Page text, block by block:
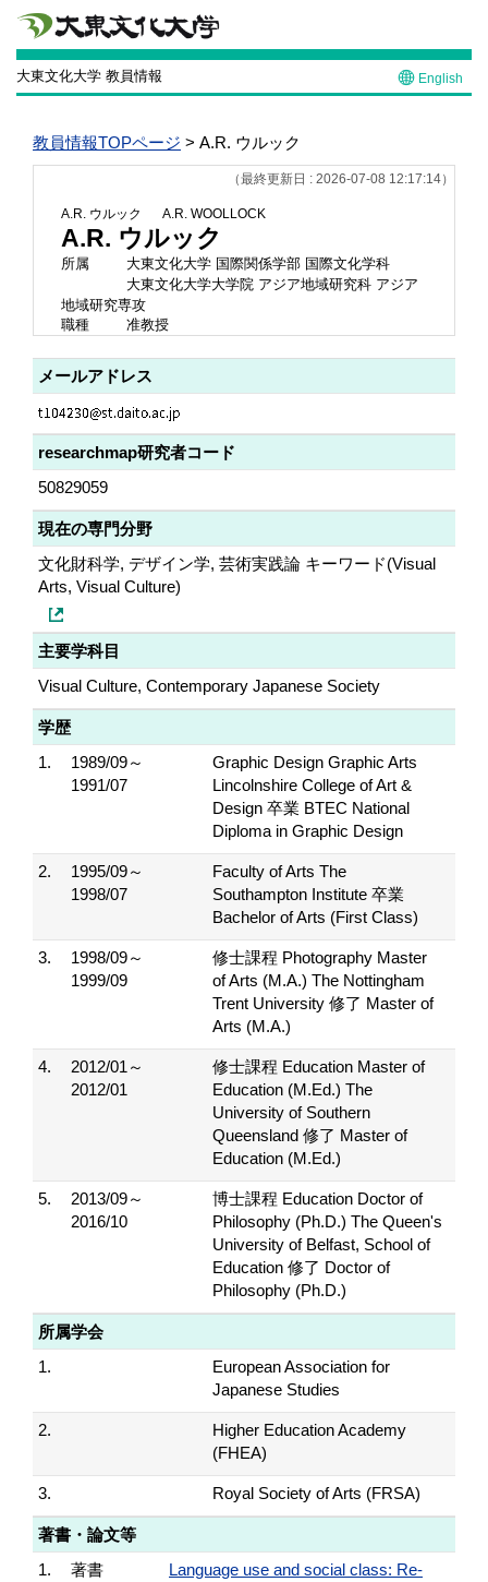
大東文化大学 教員情報 English
教員情報TOPページ > A.R. ウルック
（最終更新日 : 2026-07-08 12:17:14）
A.R. ウルック A.R. WOOLLOCK
A.R. ウルック
所属
大東文化大学 国際関係学部 国際文化学科
大東文化大学大学院 アジア地域研究科 アジア
地域研究専攻
職種
准教授
メールアドレス
researchmap研究者コード
50829059
現在の専門分野
文化財科学, デザイン学, 芸術実践論 キーワード(Visual
Arts, Visual Culture)
主要学科目
Visual Culture, Contemporary Japanese Society
学歴
1.
1989/09～
1991/07
Graphic Design Graphic Arts
Lincolnshire College of Art &
Design 卒業 BTEC National
Diploma in Graphic Design
2.
1995/09～
1998/07
Faculty of Arts The
Southampton Institute 卒業
Bachelor of Arts (First Class)
3.
1998/09～
1999/09
修士課程 Photography Master
of Arts (M.A.) The Nottingham
Trent University 修了 Master of
Arts (M.A.)
4.
2012/01～
2012/01
修士課程 Education Master of
Education (M.Ed.) The
University of Southern
Queensland 修了 Master of
Education (M.Ed.)
5.
2013/09～
2016/10
博士課程 Education Doctor of
Philosophy (Ph.D.) The Queen's
University of Belfast, School of
Education 修了 Doctor of
Philosophy (Ph.D.)
所属学会
1.
European Association for
Japanese Studies
2.
Higher Education Academy
(FHEA)
3. Royal Society of Arts (FRSA)
著書・論文等
1.
著書
Language use and social class: Re-